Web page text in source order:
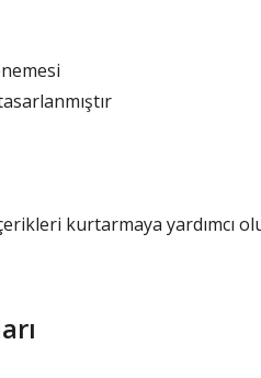
kurtarmaya yardımcı